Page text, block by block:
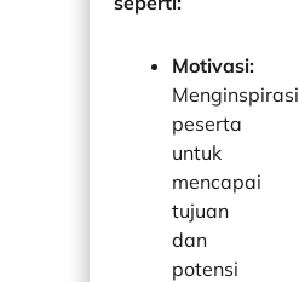
Motivasi:
Menginspirasi
peserta
untuk
mencapai
tujuan
dan
potensi